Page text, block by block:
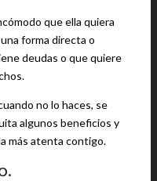
que ella quiera
forma directa o
deudas o que quiere
no lo haces, se
algunos beneficios y
más atenta contigo.